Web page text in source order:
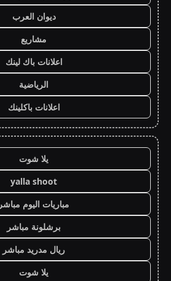
ديوان العرب
مشاريع
اعلانات باك لينك
الرياضية
اعلانات باكلينك
يلا شوت
yalla shoot
مباريات اليوم مباشر
برشلونة مباشر
ريال مدريد مباشر
يلا شوت